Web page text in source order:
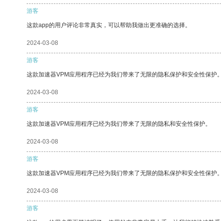
游客
这款app的用户评论非常真实，可以帮助我做出更准确的选择。
2024-03-08
游客
这款加速器VPM应用程序已经为我们带来了无限的隐私保护和安全性保护
2024-03-08
游客
这款加速器VPM应用程序已经为我们带来了无限的隐私和安全性保护。
2024-03-08
游客
这款加速器VPM应用程序已经为我们带来了无限的隐私保护和安全性保护
2024-03-08
游客